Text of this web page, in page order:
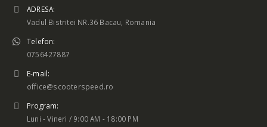
ADRESA:
Vadul Bistritei NR.36 Bacau, Romania
Telefon:
0756427887
E-mail:
office@scooterspeed.ro
Program:
Luni - Vineri / 9:00 AM - 18:00 PM